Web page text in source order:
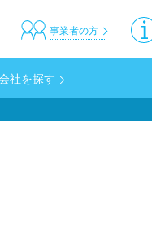
事業者の方
社を探す